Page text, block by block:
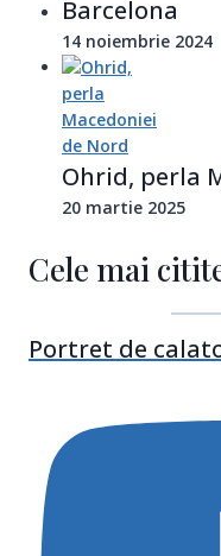
Barcelona
14 noiembrie 2024
Ohrid, perla
20 martie 2025
Cele mai
Portret de